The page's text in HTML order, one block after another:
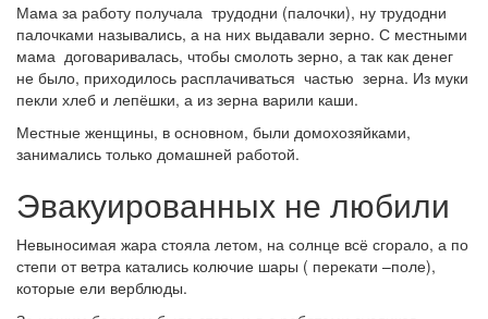
Мама за работу получала трудодни (палочки), ну трудодни
палочками назывались, а на них выдавали зерно. С местными
мама договаривалась, чтобы смолоть зерно, а так как денег
не было, приходилось расплачиваться частью зерна. Из муки
пекли хлеб и лепёшки, а из зерна варили каши.
Местные женщины, в основном, были домохозяйками,
занимались только домашней работой.
Эвакуированных не любили
Невыносимая жара стояла летом, на солнце всё сгорало, а по
степи от ветра катались колючие шары ( перекати –поле),
которые ели верблюды.